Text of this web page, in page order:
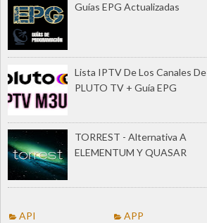
Guías EPG Actualizadas
Lista IPTV De Los Canales De
PLUTO TV + Guía EPG
TORREST - Alternativa A
ELEMENTUM Y QUASAR
API
APP